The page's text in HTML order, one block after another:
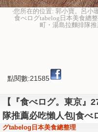
‧您所在的位置: 郭小寶。呂小
食べログtabelog日本美食總
町・湯島拉麵排隊
點閱數:21585
【『食べログ。東京』
隊推薦必吃懶人包|食べ
グtabelog日本美食總整理